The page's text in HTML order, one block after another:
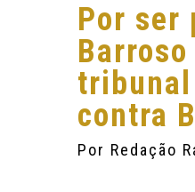
Por ser
tribunal
contra
Por Redação